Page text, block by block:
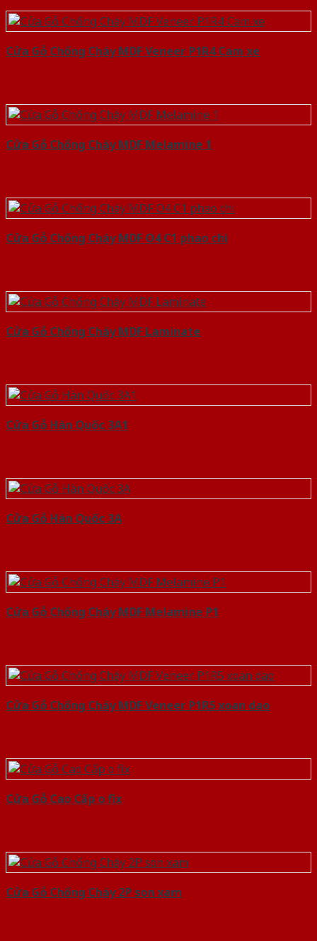
Cửa Gỗ Chống Cháy MDF Veneer P1R4 Cam xe
Cửa Gỗ Chống Cháy MDF Melamine 1
Cửa Gỗ Chống Cháy MDF O4 C1 phao chi
Cửa Gỗ Chống Cháy MDF Laminate
Cửa Gỗ Hàn Quốc 3A1
Cửa Gỗ Hàn Quốc 3A
Cửa Gỗ Chống Cháy MDF Melamine P1
Cửa Gỗ Chống Cháy MDF Veneer P1R5 xoan dao
Cửa Gỗ Cao Cấp o fix
Cửa Gỗ Chống Cháy 2P son xam